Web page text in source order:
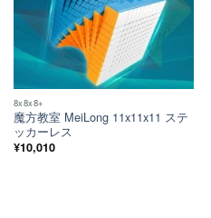
8x8x8+
魔方教室 MeiLong 11x11x11 ステ
ッカーレス
¥10,010